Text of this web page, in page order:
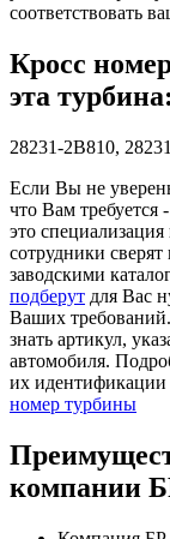
соответствовать
Кросс
эта турбина:
28231-2B810,
Если Вы не
что Вам
это
сотрудники
заводскими
подберут для Вас
Ваших
знать артикул,
автомобиля.
их идентификации
номер турбины
компании